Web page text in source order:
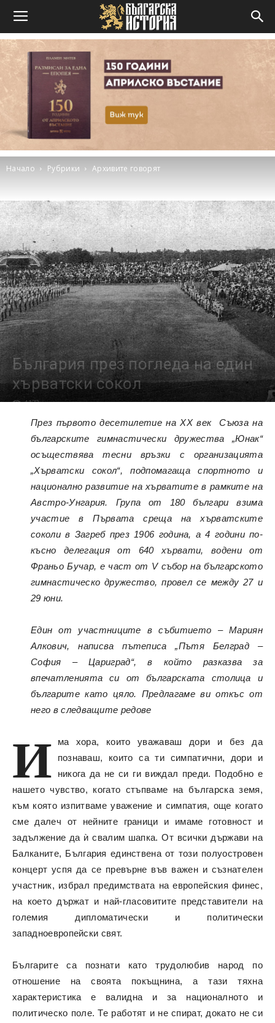
Начало Рубрики Архивите говорят
България през погледа на един
хърватски сокол
4173
През първото десетилетие на XX век Съюза на
българските гимнастически дружества „Юнак“
осъществява тесни връзки с организацията
„Хърватски сокол“, подпомагаща спортното и
национално развитие на хърватите в рамките на
Австро-Унгария. Група от 180 българи взима
участие в Първата среща на хърватските
соколи в Загреб през 1906 година, а 4 години по-
късно делегация от 640 хървати, водени от
Франьо Бучар, е част от V събор на българското
гимнастическо дружество, провел се между 27 и
29 юни.
Един от участниците в събитието – Мариян
Алкович, написва пътеписа „Пътя Белград –
София – Цариград“, в който разказва за
впечатленията си от българската столица и
българите като цяло. Предлагаме ви откъс от
него в следващите редове
И
ма хора, които уважаваш дори и без да
познаваш, които са ти симпатични, дори и
никога да не си ги виждал преди. Подобно е
нашето чувство, когато стъпваме на българска земя,
към която изпитваме уважение и симпатия, още когато
сме далеч от нейните граници и имаме готовност и
задължение да ѝ свалим шапка. От всички държави на
Балканите, България единствена от този полуостровен
концерт успя да се превърне във важен и съзнателен
участник, избрал предимствата на европейския финес,
на което държат и най-гласовитите представители на
големия дипломатически и политически
западноевропейски свят.
Българите са познати като трудолюбив народ по
отношение на своята покъщнина, а тази тяхна
характеристика е валидна и за националното и
политическо поле. Те работят и не спират, докато не си